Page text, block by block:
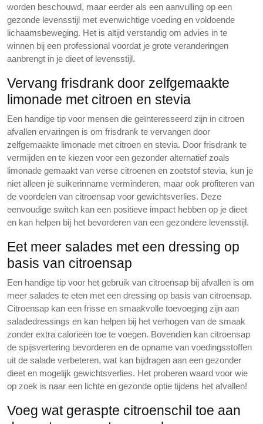
worden beschouwd, maar eerder als een aanvulling op een
gezonde levensstijl met evenwichtige voeding en voldoende
lichaamsbeweging. Het is altijd verstandig om advies in te
winnen bij een professional voordat je grote veranderingen
aanbrengt in je dieet of levensstijl.
Vervang frisdrank door zelfgemaakte
limonade met citroen en stevia
Een handige tip voor mensen die geïnteresseerd zijn in citroen
afvallen ervaringen is om frisdrank te vervangen door
zelfgemaakte limonade met citroen en stevia. Door frisdrank te
vermijden en te kiezen voor een gezonder alternatief zoals
limonade gemaakt van verse citroenen en zoetstof stevia, kun je
niet alleen je suikerinname verminderen, maar ook profiteren van
de voordelen van citroensap voor gewichtsverlies. Deze
eenvoudige switch kan een positieve impact hebben op je dieet
en kan helpen bij het bevorderen van een gezondere levensstijl.
Eet meer salades met een dressing op
basis van citroensap
Een handige tip voor het gebruik van citroensap bij afvallen is om
meer salades te eten met een dressing op basis van citroensap.
Citroensap kan een frisse en smaakvolle toevoeging zijn aan
saladedressings en kan helpen bij het verhogen van de smaak
zonder extra calorieën toe te voegen. Bovendien kan citroensap
de spijsvertering bevorderen en de opname van voedingsstoffen
uit de salade verbeteren, wat kan bijdragen aan een gezonder
dieet en mogelijk gewichtsverlies. Het proberen waard voor wie
op zoek is naar een lichte en gezonde optie tijdens het afvallen!
Voeg wat geraspte citroenschil toe aan